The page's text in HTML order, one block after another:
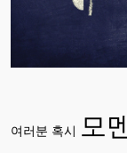
여러분 혹시 모